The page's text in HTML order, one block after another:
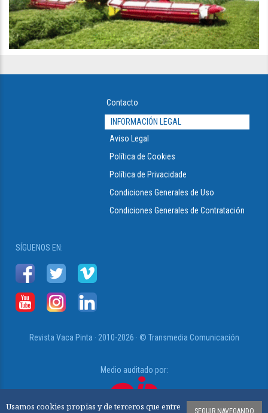
SEGUIR NAVEGANDO
Usamos cookies propias y de terceros que entre
Contacto
INFORMACIÓN LEGAL
Aviso Legal
Política de Cookies
Política de Privacidade
Condiciones Generales de Uso
Condiciones Generales de Contratación
SÍGUENOS EN:
Revista Vaca Pinta · 2010-2026 · © Transmedia Comunicación
Medio auditado por: